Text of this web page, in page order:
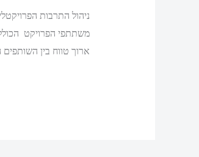
משתתפי הפרויקט
ארוך טווח בין השותפים